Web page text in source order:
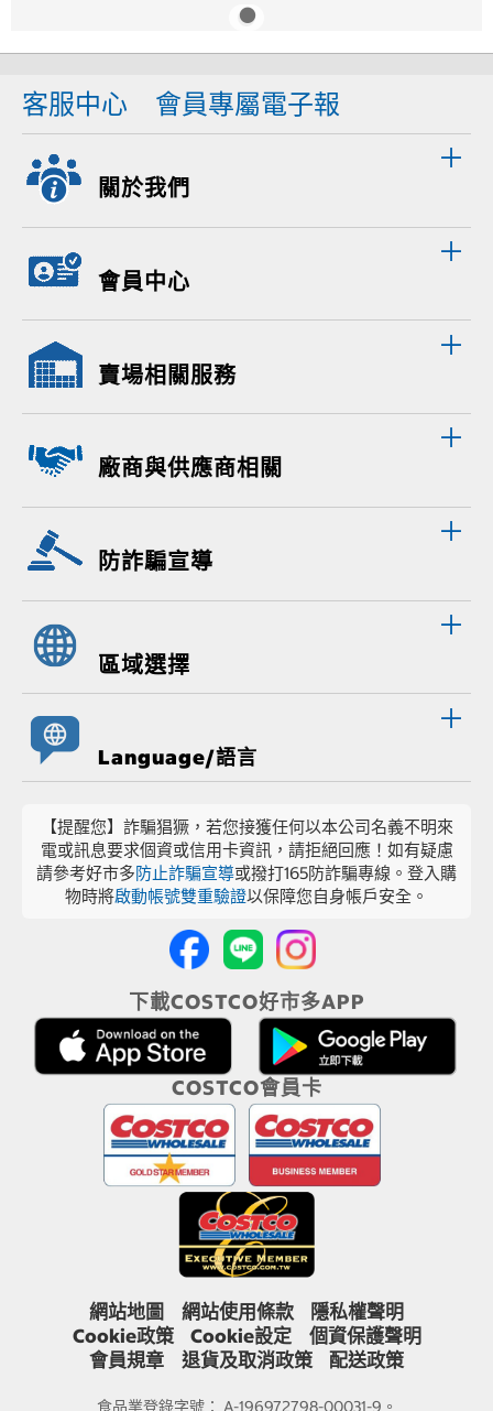
客服中心 會員專屬電子報
關於我們
會員中心
賣場相關服務
廠商與供應商相關
防詐騙宣導
區域選擇
Language/語言
【提醒您】詐騙猖獗，若您接獲任何以本公司名義不明來
電或訊息要求個資或信用卡資訊，請拒絕回應！如有疑慮
請參考好市多防止詐騙宣導或撥打165防詐騙專線。登入購
物時將啟動帳號雙重驗證以保障您自身帳戶安全。
下載COSTCO好市多APP
COSTCO會員卡
網站地圖 網站使用條款
隱私權聲明
Cookie政策
Cookie設定
個資保護聲明
會員規章
退貨及取消政策 配送政策
食品業登錄字號： A-196972798-00031-9。